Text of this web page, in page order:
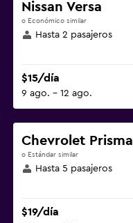
Nissan Versa
o Económico similar
Hasta 2 pasajeros
$15/día
9 ago. - 12 ago.
Chevrolet Prisma
o Estándar similar
Hasta 5 pasajeros
$19/día